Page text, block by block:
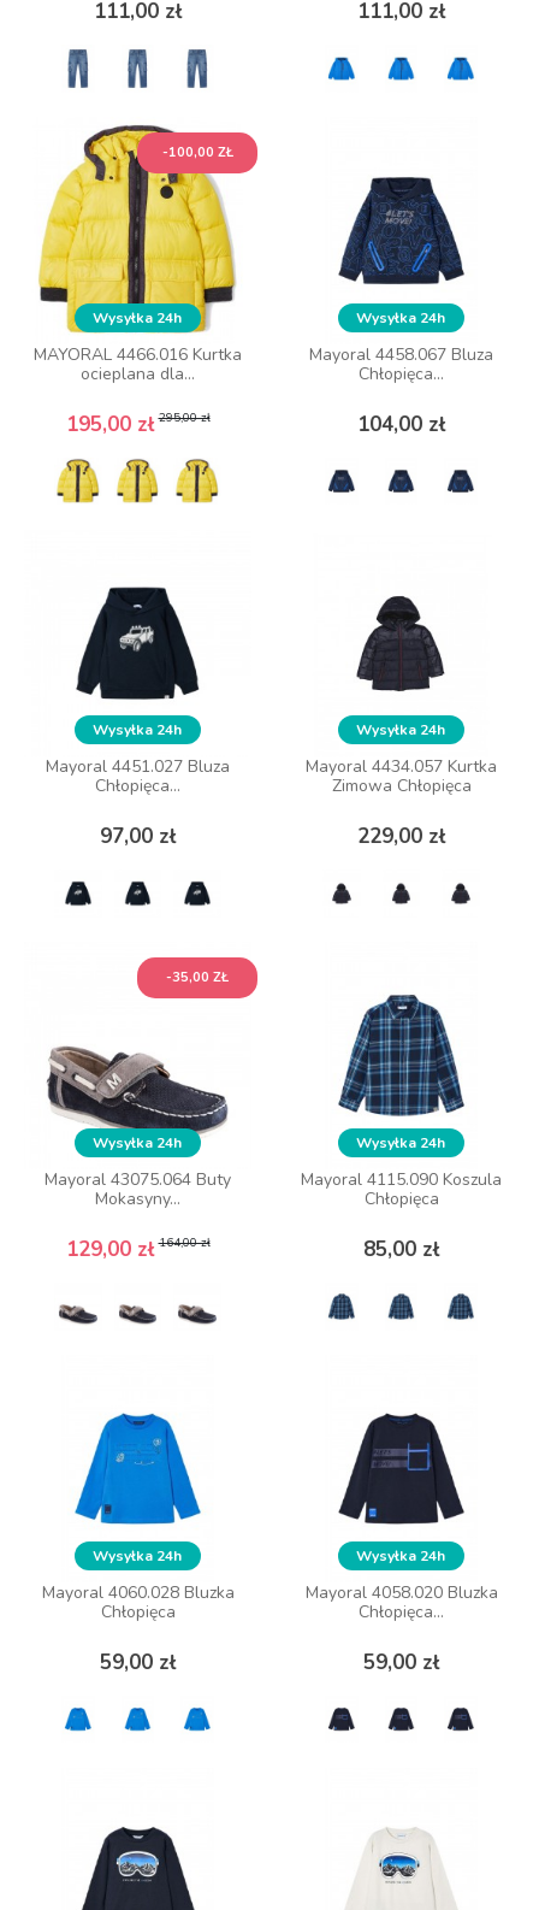
111,00 zł
Cena
ZOBACZ WIĘCEJ
111,00 zł
Cena 111,00 zł
Cena
111,00 zł
Cena
Wysyłka 24h
MAYORAL 4466.016 Kurtka
ocieplana dla...
195,00 złCena podstawowa
295,00 zł
Cena
-100,00 ZŁ
Wysyłka 24h
MAYORAL 4466.016 Kurtka
ocieplana dla...
195,00 złCena podstawowa
295,00 zł
Cena
-100,00 ZŁ
Wysyłka 24h
Mayoral 4458.067 Bluza
Chłopięca...
104,00 zł
Cena
Wysyłka 24h
Mayoral 4458.067 Bluza
Chłopięca...
104,00 zł
Cena
Wysyłka 24h
Mayoral 4451.027 Bluza
Chłopięca...
97,00 zł
Cena
ZOBACZ WIĘCEJ
Wysyłka 24h
Mayoral 4451.027 Bluza
Chłopięca...
97,00 zł
Cena
Wysyłka 24h
Mayoral 4434.057 Kurtka
Zimowa Chłopięca
229,00 zł
Cena
Wysyłka 24h
Mayoral 4434.057 Kurtka
Zimowa Chłopięca
229,00 zł
Cena
Wysyłka 24h
Mayoral 43075.064 Buty
Mokasyny...
129,00 złCena podstawowa
164,00 zł
Cena
-35,00 ZŁ
Wysyłka 24h
Mayoral 43075.064 Buty
Mokasyny...
129,00 złCena podstawowa
164,00 zł
Cena
-35,00 ZŁ
Wysyłka 24h
Mayoral 4115.090 Koszula
Chłopięca
85,00 zł
Cena
Wysyłka 24h
Mayoral 4115.090 Koszula
Chłopięca
85,00 zł
Cena
Wysyłka 24h
Mayoral 4060.028 Bluzka
Chłopięca
59,00 zł
Cena
Wysyłka 24h
Mayoral 4060.028 Bluzka
Chłopięca
59,00 zł
Cena
Wysyłka 24h
Mayoral 4058.020 Bluzka
Chłopięca...
59,00 zł
Cena
Wysyłka 24h
Mayoral 4058.020 Bluzka
Chłopięca...
59,00 zł
Cena